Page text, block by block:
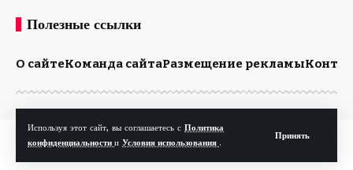
Используя этот сайт, вы соглашаетесь с Политика
конфиденциальности и Условия использования .
Принять
Полезные ссылки
О сайтеКоманда сайтаРазмещение рекламы
© Kp.md. Все права защищены.